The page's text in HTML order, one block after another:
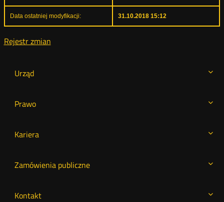
Urząd
Prawo
Kariera
Zamówienia publiczne
Kontakt
Data ostatniej modyfikacji: 31.10.2018 15:12
Rejestr zmian